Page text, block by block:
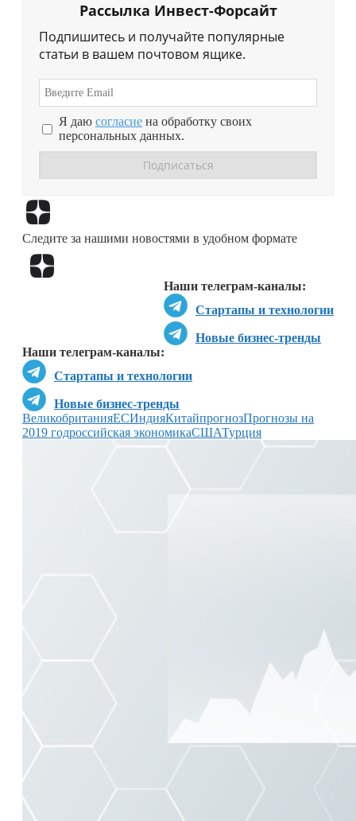
Рассылка Инвест-Форсайт
Подпишитесь и получайте популярные
статьи в вашем почтовом ящике.
Я даю согласие на обработку своих
персональных данных.
Следите за нашими новостями в удобном формате
Наши телеграм-каналы:
Стартапы и технологии
Новые бизнес-тренды
Наши телеграм-каналы:
Стартапы и технологии
Новые бизнес-тренды
ВеликобританияЕСИндияКитайпрогнозПрогнозы на
2019 годроссийская экономикаСШАТурция